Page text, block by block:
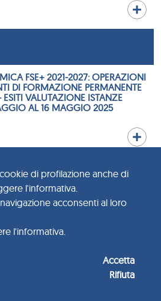
di profilazione anche di
l'informativa.
acconsenti al loro
l'informativa.
Accetta
Rifiuta
FSE+ 2021-2027: OPERAZIONI
DI FORMAZIONE PERMANENTE
VALUTAZIONE ISTANZE
AL 16 MAGGIO 2025
- QUOTA LIGURIA. SOSTEGNO
PMI ATTRAVERSO LA